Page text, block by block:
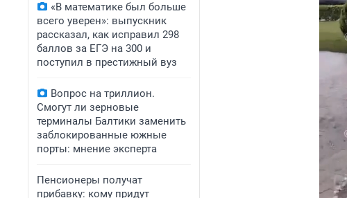
«В математике был больше
всего уверен»: выпускник
рассказал, как исправил 298
баллов за ЕГЭ на 300 и
поступил в престижный вуз
Вопрос на триллион.
Смогут ли зерновые
терминалы Балтики заменить
заблокированные южные
порты: мнение эксперта
Пенсионеры получат
прибавку: кому придут